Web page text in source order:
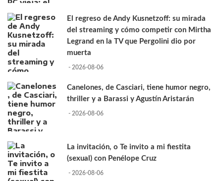
El regreso de Andy Kusnetzoff: su mirada
del streaming y cómo competir con Mirtha
Legrand en la TV que Pergolini dio por
muerta
- 2026-08-06
Canelones, de Casciari, tiene humor negro,
thriller y a Barassi y Agustín Aristarán
- 2026-08-06
La invitación, o Te invito a mi fiestita
(sexual) con Penélope Cruz
- 2026-08-06